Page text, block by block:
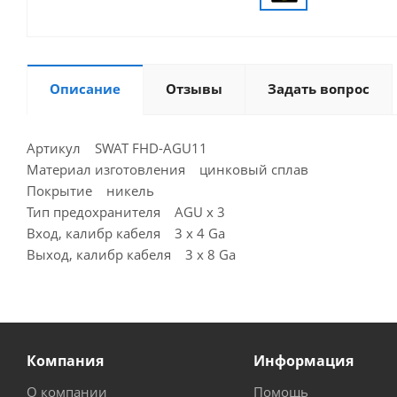
Описание Отзывы Задать вопрос
Артикул SWAT FHD-AGU11
Материал изготовления цинковый сплав
Покрытие никель
Тип предохранителя AGU x 3
Вход, калибр кабеля 3 х 4 Ga
Выход, калибр кабеля 3 х 8 Ga
Компания
О компании
Информация
Помощь